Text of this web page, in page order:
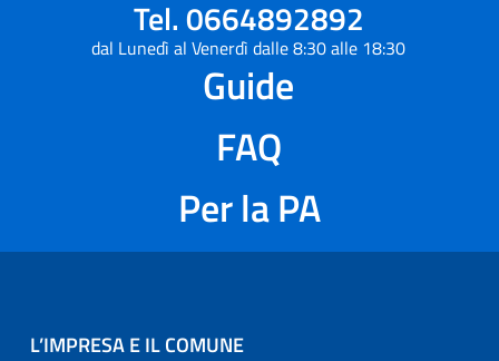
Tel. 0664892892
dal Lunedì al Venerdì dalle 8:30 alle 18:30
Guide
FAQ
Per la PA
L’IMPRESA E IL COMUNE